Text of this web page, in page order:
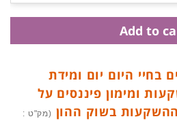
בחיי היום יום ומידת
ומימון פיננסים על
בשוק ההון (מק"ט :
Add to